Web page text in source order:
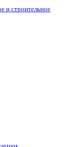
и строительное